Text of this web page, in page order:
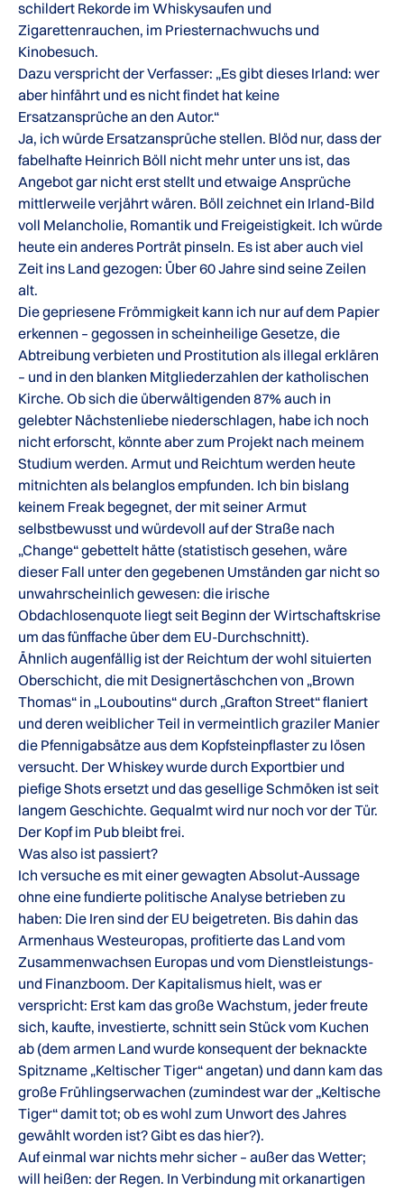
schildert Rekorde im Whiskysaufen und
Zigarettenrauchen, im Priesternachwuchs und
Kinobesuch.
Dazu verspricht der Verfasser: „Es gibt dieses Irland: wer
aber hinfährt und es nicht findet hat keine
Ersatzansprüche an den Autor.“
Ja, ich würde Ersatzansprüche stellen. Blöd nur, dass der
fabelhafte Heinrich Böll nicht mehr unter uns ist, das
Angebot gar nicht erst stellt und etwaige Ansprüche
mittlerweile verjährt wären. Böll zeichnet ein Irland-Bild
voll Melancholie, Romantik und Freigeistigkeit. Ich würde
heute ein anderes Porträt pinseln. Es ist aber auch viel
Zeit ins Land gezogen: Über 60 Jahre sind seine Zeilen
alt.
Die gepriesene Frömmigkeit kann ich nur auf dem Papier
erkennen – gegossen in scheinheilige Gesetze, die
Abtreibung verbieten und Prostitution als illegal erklären
– und in den blanken Mitgliederzahlen der katholischen
Kirche. Ob sich die überwältigenden 87% auch in
gelebter Nächstenliebe niederschlagen, habe ich noch
nicht erforscht, könnte aber zum Projekt nach meinem
Studium werden. Armut und Reichtum werden heute
mitnichten als belanglos empfunden. Ich bin bislang
keinem Freak begegnet, der mit seiner Armut
selbstbewusst und würdevoll auf der Straße nach
„Change“ gebettelt hätte (statistisch gesehen, wäre
dieser Fall unter den gegebenen Umständen gar nicht so
unwahrscheinlich gewesen: die irische
Obdachlosenquote liegt seit Beginn der Wirtschaftskrise
um das fünffache über dem EU-Durchschnitt).
Ähnlich augenfällig ist der Reichtum der wohl situierten
Oberschicht, die mit Designertäschchen von „Brown
Thomas“ in „Louboutins“ durch „Grafton Street“ flaniert
und deren weiblicher Teil in vermeintlich graziler Manier
die Pfennigabsätze aus dem Kopfsteinpflaster zu lösen
versucht. Der Whiskey wurde durch Exportbier und
piefige Shots ersetzt und das gesellige Schmöken ist seit
langem Geschichte. Gequalmt wird nur noch vor der Tür.
Der Kopf im Pub bleibt frei.
Was also ist passiert?
Ich versuche es mit einer gewagten Absolut-Aussage
ohne eine fundierte politische Analyse betrieben zu
haben: Die Iren sind der EU beigetreten. Bis dahin das
Armenhaus Westeuropas, profitierte das Land vom
Zusammenwachsen Europas und vom Dienstleistungs-
und Finanzboom. Der Kapitalismus hielt, was er
verspricht: Erst kam das große Wachstum, jeder freute
sich, kaufte, investierte, schnitt sein Stück vom Kuchen
ab (dem armen Land wurde konsequent der beknackte
Spitzname „Keltischer Tiger“ angetan) und dann kam das
große Frühlingserwachen (zumindest war der „Keltische
Tiger“ damit tot; ob es wohl zum Unwort des Jahres
gewählt worden ist? Gibt es das hier?).
Auf einmal war nichts mehr sicher – außer das Wetter;
will heißen: der Regen. In Verbindung mit orkanartigen